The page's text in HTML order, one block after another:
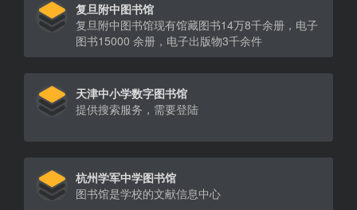
复旦附中图书馆
复旦附中图书馆现有馆藏图书14万8千余册，电子
图书15000 余册，电子出版物3千余件
天津中小学数字图书馆
提供搜索服务，需要登陆
杭州学军中学图书馆
图书馆是学校的文献信息中心